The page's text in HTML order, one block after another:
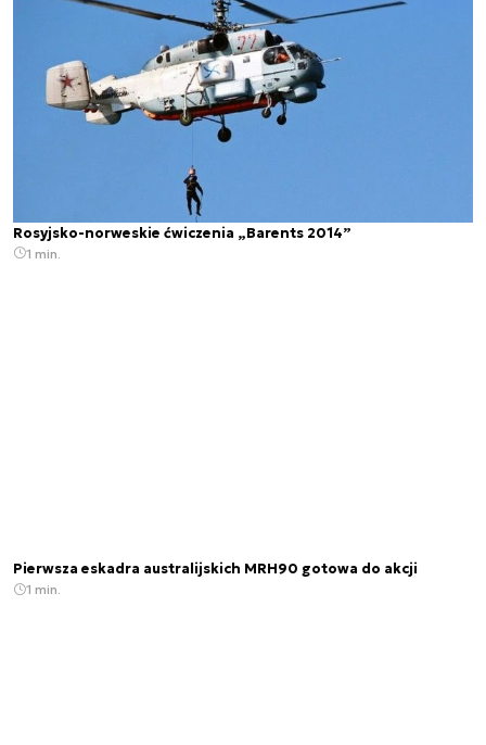
Rosyjsko-norweskie ćwiczenia „Barents 2014”
1 min.
Pierwsza eskadra australijskich MRH90 gotowa do akcji
1 min.